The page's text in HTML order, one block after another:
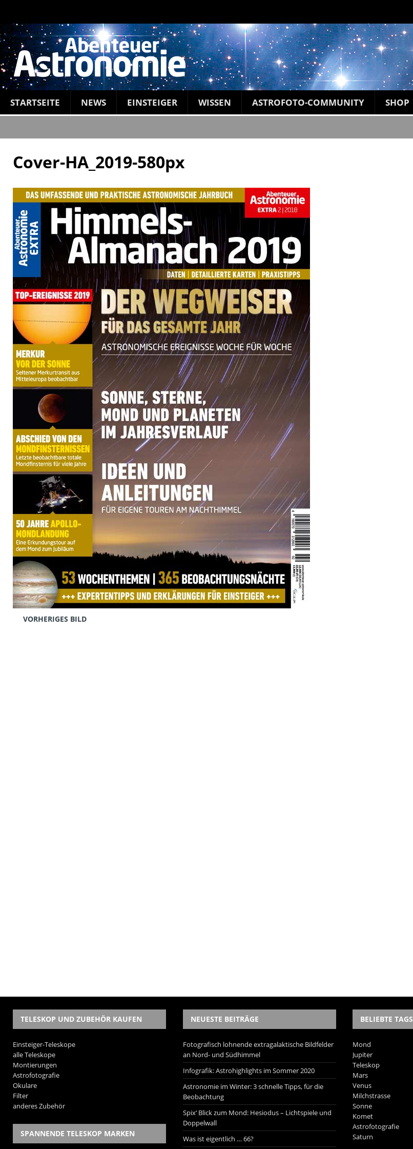
STARTSEITE NEWS EINSTEIGER WISSEN ASTROFOTO-COMMUNITY SHOP
Cover-HA_2019-580px
VORHERIGES BILD
TELESKOP UND ZUBEHÖR KAUFEN
Einsteiger-Teleskope
alle Teleskope
Montierungen
Astrofotografie
Okulare
Filter
anderes Zubehör
SPANNENDE TELESKOP MARKEN
NEUESTE BEITRÄGE
Fotografisch lohnende extragalaktische Bildfelder
an Nord- und Südhimmel
Infografik: Astrohighlights im Sommer 2020
Astronomie im Winter: 3 schnelle Tipps, für die
Beobachtung
Spix‘ Blick zum Mond: Hesiodus – Lichtspiele und
Doppelwall
Was ist eigentlich … 66?
BELIEBTE TAGS
Mond
Jupiter
Teleskop
Mars
Venus
Milchstrasse
Sonne
Komet
Astrofotografie
Saturn